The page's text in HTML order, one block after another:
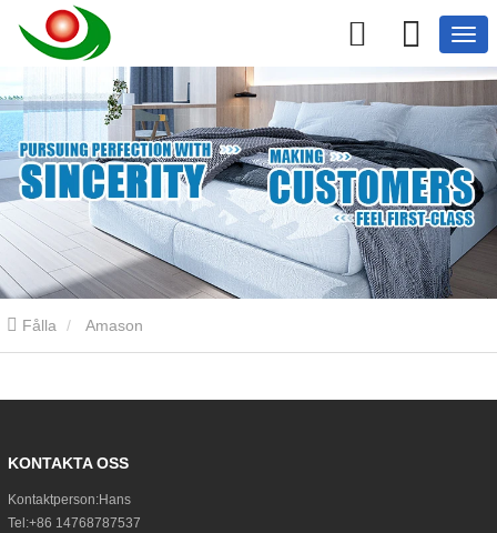
Fålla Amason
KONTAKTA OSS
Kontaktperson:Hans
Tel:+86 14768787537